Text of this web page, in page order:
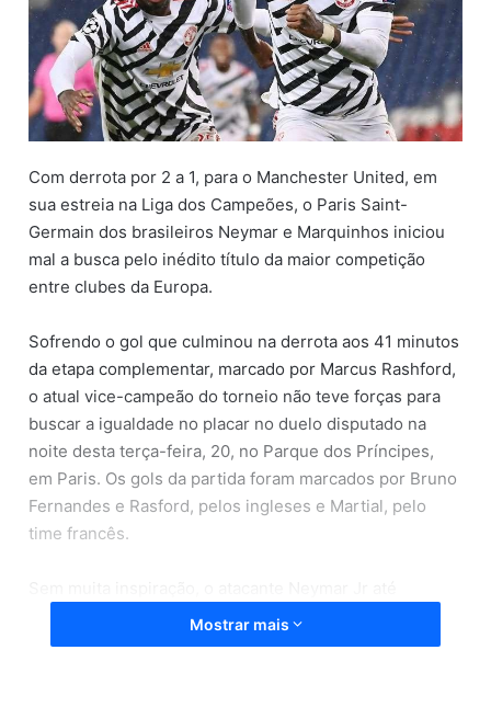
-
m
a
i
l
Com derrota por 2 a 1, para o Manchester United, em
sua estreia na Liga dos Campeões, o Paris Saint-
Germain dos brasileiros Neymar e Marquinhos iniciou
mal a busca pelo inédito título da maior competição
entre clubes da Europa.
Sofrendo o gol que culminou na derrota aos 41 minutos
da etapa complementar, marcado por Marcus Rashford,
o atual vice-campeão do torneio não teve forças para
buscar a igualdade no placar no duelo disputado na
noite desta terça-feira, 20, no Parque dos Príncipes,
em Paris. Os gols da partida foram marcados por Bruno
Fernandes e Rasford, pelos ingleses e Martial, pelo
time francês.
participou do gol marcado pelo PSG, marcado na
verdade pelo atacante Martial, que colocou contra a
Mostrar mais